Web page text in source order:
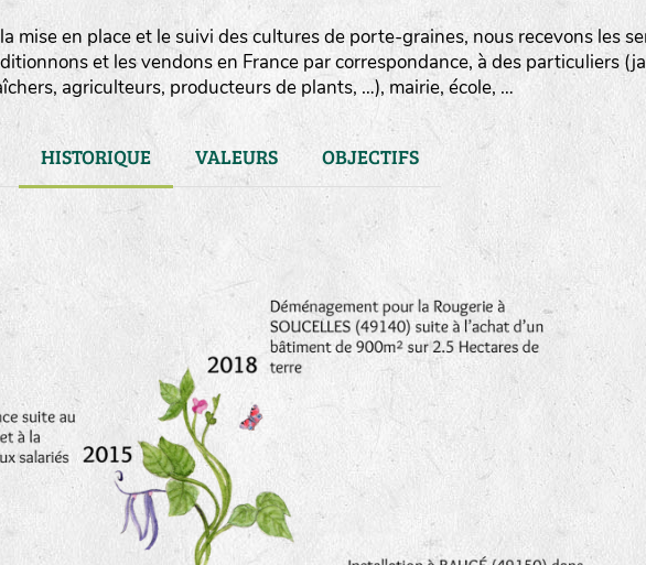
mise en place et le suivi des cultures de porte-graines, nous recevons les
et les vendons en France par correspondance, à des particuliers
agriculteurs, producteurs de plants, …), mairie, école, …
HISTORIQUE VALEURS OBJECTIFS